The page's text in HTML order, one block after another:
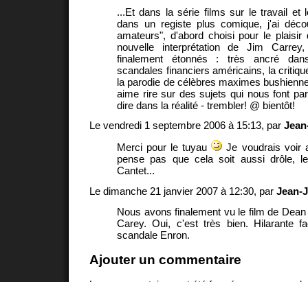
...Et dans la série films sur le travail et
dans un registe plus comique, j'ai
amateurs", d'abord choisi pour le plaisir
nouvelle interprétation de Jim
finalement étonnés : très ancré
scandales financiers américains, la
la parodie de célèbres maximes
aime rire sur des sujets qui nous font
dire dans la réalité - trembler! @ bientôt!
Le vendredi 1 septembre 2006 à 15:13, par
Merci pour le tuyau
Je voudrais voir
pense pas que cela soit aussi drôle,
Cantet...
Le dimanche 21 janvier 2007 à 12:30, par Jean-
Nous avons finalement vu le film de
Carey. Oui, c'est très bien. Hilarante
scandale Enron.
Ajouter un commentaire